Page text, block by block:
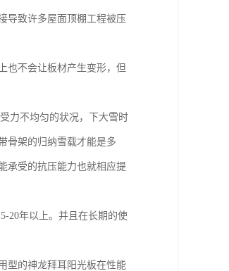
导致许多屋面顶棚工程被压
也不会让板材产生变形，但
力不均匀的状况，下大雪时
骨架的归纳雪载才能是多
承受的抗压能力也就相应提
20年以上。并且在长期的使
型的神龙拜耳阳光板在性能